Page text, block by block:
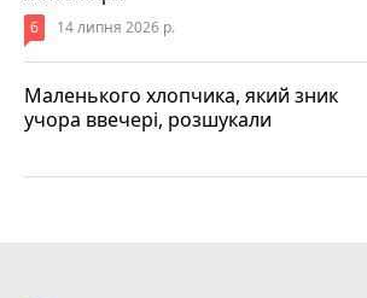
6 14 липня 2026 р.
Маленького хлопчика, який зник
учора ввечері, розшукали